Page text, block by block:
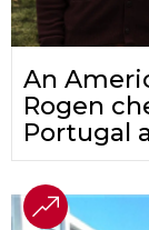
An
Rogen
Portugal